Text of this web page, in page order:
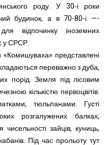
роду. У 30-і роки
будинок, а в 70-80-і —-
відпочинку іноземних
у СРСР.
«Комишуваха» представлені
переважно з дуба,
порід. Земля під лісовим
кількістю первоцвітів:
тюльпанами. Густі
розгалужених балках,
зайців, куниць,
Під час прольоту тут